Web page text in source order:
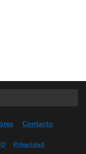
Contacto
Privacidad